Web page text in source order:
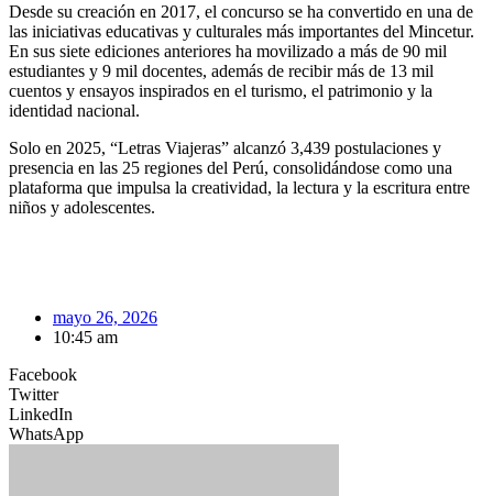
Desde su creación en 2017, el concurso se ha convertido en una de
las iniciativas educativas y culturales más importantes del Mincetur.
En sus siete ediciones anteriores ha movilizado a más de 90 mil
estudiantes y 9 mil docentes, además de recibir más de 13 mil
cuentos y ensayos inspirados en el turismo, el patrimonio y la
identidad nacional.
Solo en 2025, “Letras Viajeras” alcanzó 3,439 postulaciones y
presencia en las 25 regiones del Perú, consolidándose como una
plataforma que impulsa la creatividad, la lectura y la escritura entre
niños y adolescentes.
mayo 26, 2026
10:45 am
Facebook
Twitter
LinkedIn
WhatsApp